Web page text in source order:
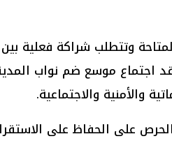
وتتطلب شراكة فعلية
اجتماع موسع ضم نواب
والأمنية والاجتماعية.
على الحفاظ على